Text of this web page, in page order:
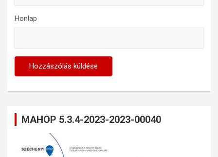
Honlap
MAHOP 5.3.4-2023-2023-00040